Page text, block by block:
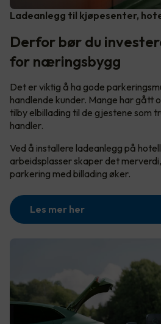
Ladeanlegg til kjøpesenter,
Derfor bør du
for næringsbygg
Det er viktig å ha gode
handlende kunder. Mange har gått
tilby elbillading til de gjestene som
handler.
Ved å installere ladeanlegg på
arbeidsplasser skaper det
parkering med billading øker.
Les mer her